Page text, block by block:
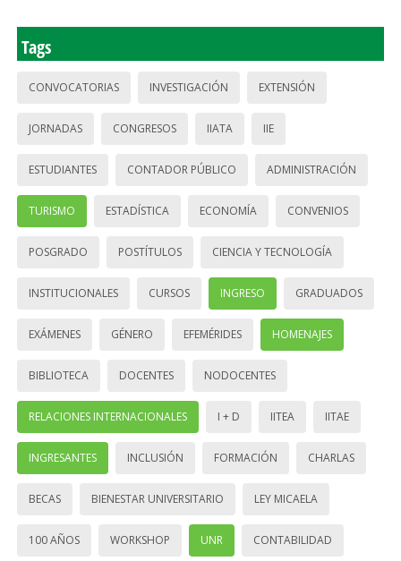
Tags
CONVOCATORIAS INVESTIGACIÓN EXTENSIÓN
JORNADAS CONGRESOS IIATA IIE
ESTUDIANTES CONTADOR PÚBLICO ADMINISTRACIÓN
TURISMO ESTADÍSTICA ECONOMÍA CONVENIOS
POSGRADO POSTÍTULOS CIENCIA Y TECNOLOGÍA
INSTITUCIONALES CURSOS INGRESO GRADUADOS
EXÁMENES GÉNERO EFEMÉRIDES HOMENAJES
BIBLIOTECA DOCENTES NODOCENTES
RELACIONES INTERNACIONALES I + D IITEA IITAE
INGRESANTES INCLUSIÓN FORMACIÓN CHARLAS
BECAS BIENESTAR UNIVERSITARIO LEY MICAELA
100 AÑOS WORKSHOP UNR CONTABILIDAD